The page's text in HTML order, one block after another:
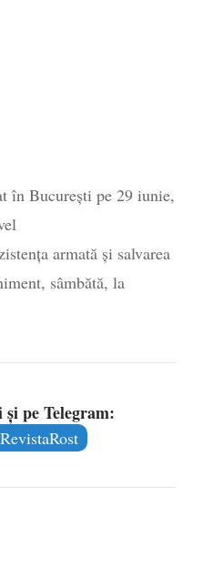
în București pe 29 iunie,
armată și salvarea
sâmbătă, la
pe Telegram: